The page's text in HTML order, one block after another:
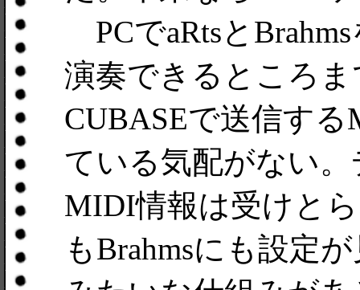
PCでaRtsと
演奏できるところ
CUBASEで送信す
ている気配がない
MIDI情報は受けと
もBrahmsにも設定